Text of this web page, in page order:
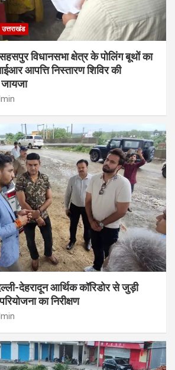
उत्तराखंड
विधानसभा क्षेत्र के पोलिंग बूथों का
आपत्ति निस्तारण शिविर की
देहरादून आर्थिक कॉरिडोर से जुड़ी
का निरीक्षण